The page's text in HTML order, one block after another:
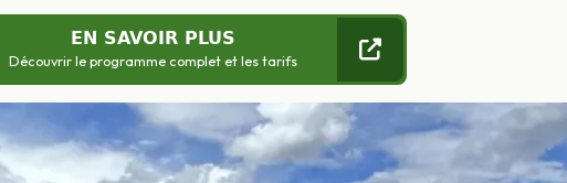
EN SAVOIR PLUS
Découvrir le programme complet et les tarifs